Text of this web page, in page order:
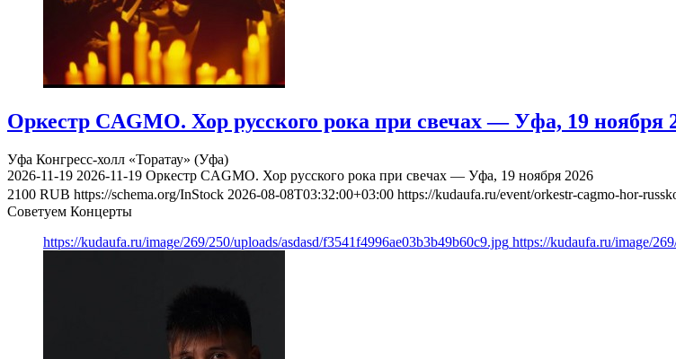
Оркестр CAGMO. Хор русского рока при свечах — Уфа, 19 ноября
Уфа Конгресс-холл «Торатау» (Уфа)
2026-11-19 2026-11-19 Оркестр CAGMO. Хор русского рока при свечах — Уфа, 19 ноября 2026
2100 RUB https://schema.org/InStock 2026-08-08T03:32:00+03:00 https://kudaufa.ru/event/orkestr-cagmo-hor-
Советуем Концерты
https://kudaufa.ru/image/269/250/uploads/asdasd/f3541f4996ae03b3b49b60c9.jpg https://kudaufa.ru/image/